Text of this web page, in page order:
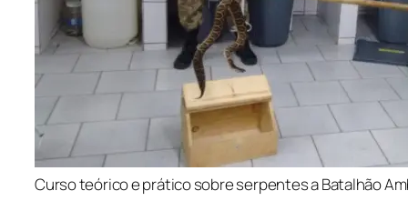
Curso teórico e prático sobre serpentes a Batalhão